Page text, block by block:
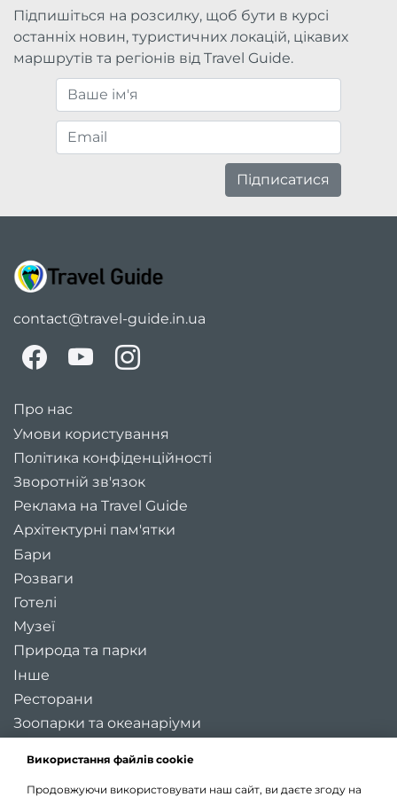
Використання файлів cookie
Продовжуючи використовувати наш сайт, ви даєте згоду на
Підпишіться на розсилку, щоб бути в курсі
останніх новин, туристичних локацій, цікавих
маршрутів та регіонів від Travel Guide.
Підписатися
contact@travel-guide.in.ua
Про нас
Умови користування
Політика конфіденційності
Зворотній зв'язок
Реклама на Travel Guide
Архітектурні пам'ятки
Бари
Розваги
Готелі
Музеї
Природа та парки
Інше
Ресторани
Зоопарки та океанаріуми
Регіони України